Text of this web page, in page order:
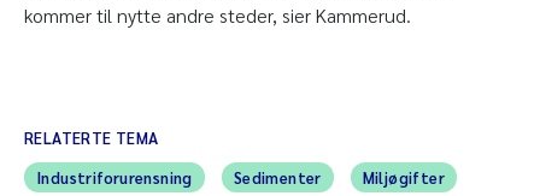
kommer til nytte andre steder, sier Kammerud.
RELATERTE TEMA
Industriforurensning
Sedimenter Miljøgifter